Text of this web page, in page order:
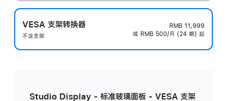
VESA 支架转换器
不含支架
RMB 11,999
或 RMB 500/月 (24 期) 起
Studio Display - 标准玻璃面板 - VESA 支架